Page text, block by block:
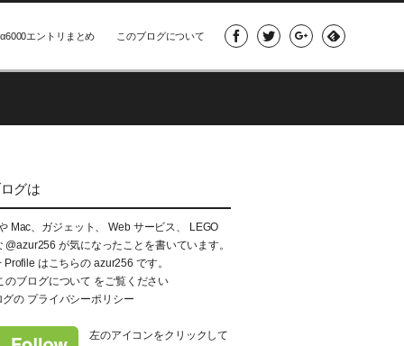
α6000エントリまとめ このブログについて
グは
Mac、ガジェット、 Web サービス、 LEGO
@azur256 が気になったことを書いています。
Profile はこちらの azur256 です。
のブログについて をご覧ください
グの プライバシーポリシー
左のアイコンをクリックして